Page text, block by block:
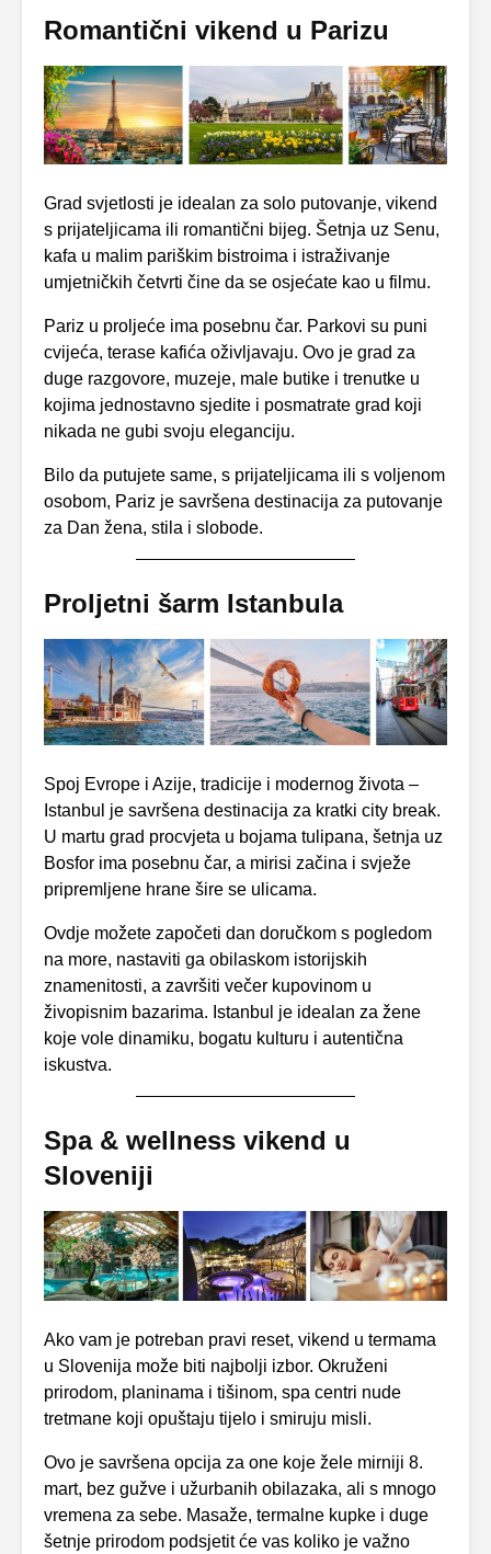
Romantični vikend u Parizu
Grad svjetlosti je idealan za solo putovanje, vikend
s prijateljicama ili romantični bijeg. Šetnja uz Senu,
kafa u malim pariškim bistroima i istraživanje
umjetničkih četvrti čine da se osjećate kao u filmu.
Pariz u proljeće ima posebnu čar. Parkovi su puni
cvijeća, terase kafića oživljavaju. Ovo je grad za
duge razgovore, muzeje, male butike i trenutke u
kojima jednostavno sjedite i posmatrate grad koji
nikada ne gubi svoju eleganciju.
Bilo da putujete same, s prijateljicama ili s voljenom
osobom, Pariz je savršena destinacija za putovanje
za Dan žena, stila i slobode.
Proljetni šarm Istanbula
Spoj Evrope i Azije, tradicije i modernog života –
Istanbul je savršena destinacija za kratki city break.
U martu grad procvjeta u bojama tulipana, šetnja uz
Bosfor ima posebnu čar, a mirisi začina i svježe
pripremljene hrane šire se ulicama.
Ovdje možete započeti dan doručkom s pogledom
na more, nastaviti ga obilaskom istorijskih
znamenitosti, a završiti večer kupovinom u
živopisnim bazarima. Istanbul je idealan za žene
koje vole dinamiku, bogatu kulturu i autentična
iskustva.
Spa & wellness vikend u
Sloveniji
Ako vam je potreban pravi reset, vikend u termama
u Slovenija može biti najbolji izbor. Okruženi
prirodom, planinama i tišinom, spa centri nude
tretmane koji opuštaju tijelo i smiruju misli.
Ovo je savršena opcija za one koje žele mirniji 8.
mart, bez gužve i užurbanih obilazaka, ali s mnogo
vremena za sebe. Masaže, termalne kupke i duge
šetnje prirodom podsjetit će vas koliko je važno